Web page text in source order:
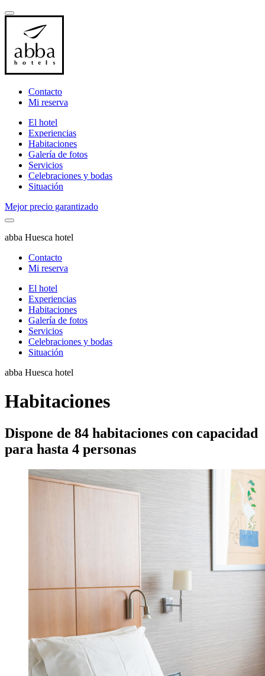
Contacto
Mi reserva
El hotel
Experiencias
Habitaciones
Galería de fotos
Servicios
Celebraciones y bodas
Situación
Mejor precio garantizado
abba Huesca hotel
Contacto
Mi reserva
El hotel
Experiencias
Habitaciones
Galería de fotos
Servicios
Celebraciones y bodas
Situación
abba Huesca hotel
Habitaciones
Dispone de 84 habitaciones con capacidad
para hasta 4 personas